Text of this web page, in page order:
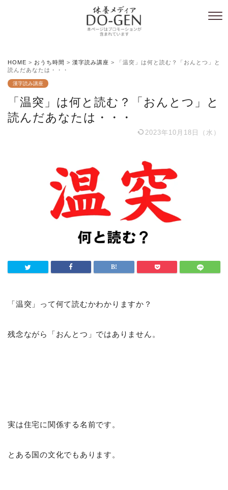
HOME > おうち時間 > 漢字読み講座 >
「温突」は何と読む？「おんとつ」と
読んだあなたは・・・
漢字読み講座
「温突」は何と読む？「おんとつ」と
読んだあなたは・・・
2023年10月18日（水）
「温突」って何て読むかわかりますか？
残念ながら「おんとつ」ではありません。
実は住宅に関係する名前です。
とある国の文化でもあります。